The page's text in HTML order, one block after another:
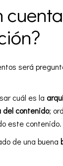
será
cuál es la
del contenido;
este contenido.
de una buena